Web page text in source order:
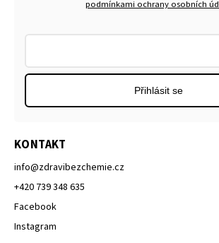
KONTAKT
info@zdravibezchemie.cz
+420 739 348 635
Facebook
Instagram
podmínkami ochrany osobních
Přihlásit se